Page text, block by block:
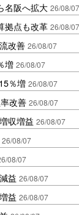
名阪へ拡大 26/08/07
拠点も改革 26/08/07
改善 26/08/07
増 26/08/07
％増 26/08/07
改善 26/08/07
収増益 26/08/07
26/08/07
08/07
益 26/08/07
益 26/08/07